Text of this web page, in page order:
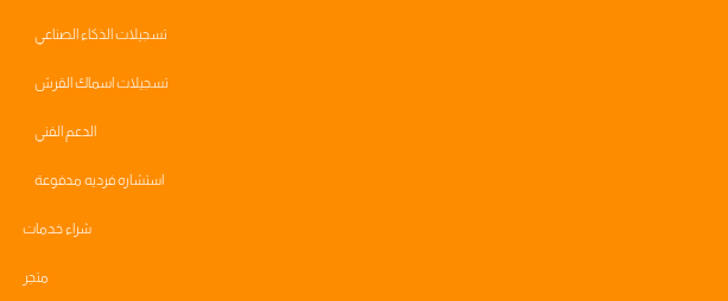
تسجيلات الذكاء الصناعي
تسجيلات اسماك القرش
الدعم الفني
استشاره فرديه مدفوعة
شراء خدمات
متجر